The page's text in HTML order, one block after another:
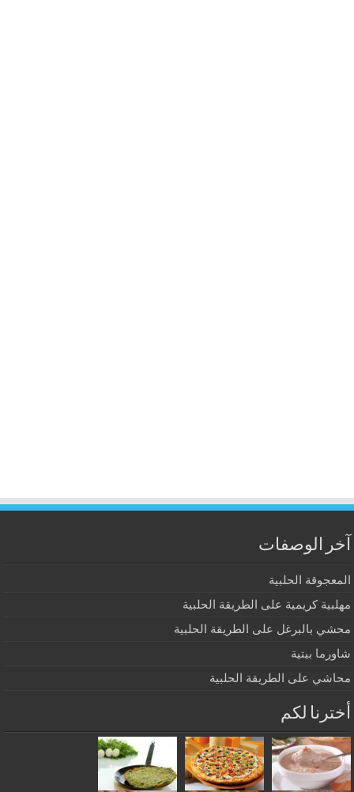
آخر الوصفات
المعجوقة الحلبية
مهلبية كريمية على الطريقة الحلبية
محشي بالبرغل على الطريقة الحلبية
شاورما بيتية
محاشي على الطريقة الحلبية
أخترنا لكم